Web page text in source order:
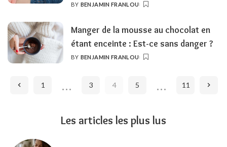
POSTED
BY BENJAMIN FRANLOU
Manger de la mousse au chocolat en
étant enceinte : Est-ce sans danger ?
POSTED
BY BENJAMIN FRANLOU
1 … 3 4 5 … 11
Les articles les plus lus